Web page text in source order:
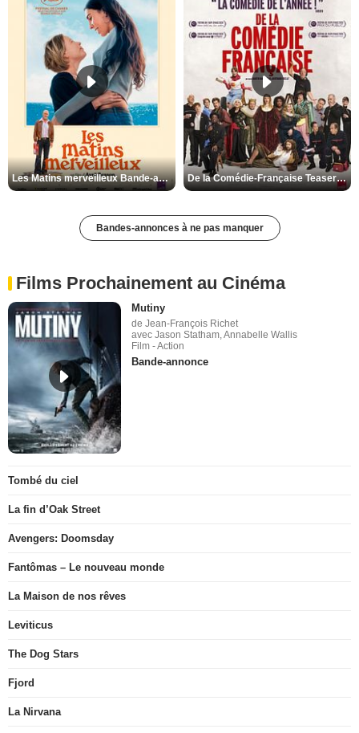
Les Matins merveilleux Bande-annonce VF De la Comédie-Française Teaser VF
Bandes-annonces à ne pas manquer
Films Prochainement au Cinéma
Mutiny
de Jean-François Richet
avec Jason Statham, Annabelle Wallis
Film - Action
Bande-annonce
Tombé du ciel
La fin d’Oak Street
Avengers: Doomsday
Fantômas – Le nouveau monde
La Maison de nos rêves
Leviticus
The Dog Stars
Fjord
La Nirvana